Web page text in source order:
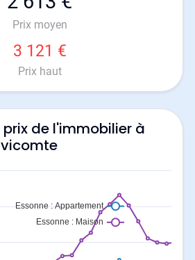
Prix moyen
3 121 €
Prix haut
de l'immobilier à